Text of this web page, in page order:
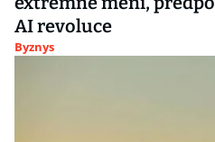
AI revoluce
Byznys